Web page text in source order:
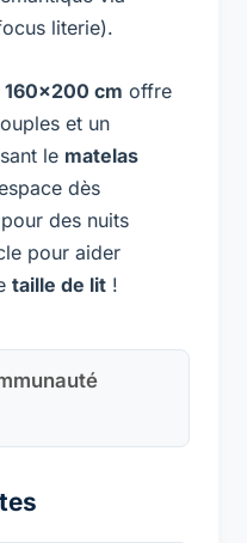
literie).
cm offre
et un
le matelas
dès
des nuits
pour aider
taille de lit !